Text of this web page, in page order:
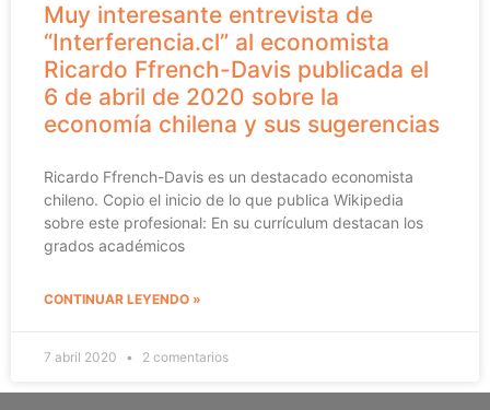
Muy interesante entrevista de
“Interferencia.cl” al economista
Ricardo Ffrench-Davis publicada el
6 de abril de 2020 sobre la
economía chilena y sus sugerencias
Ricardo Ffrench-Davis es un destacado economista
chileno. Copio el inicio de lo que publica Wikipedia
sobre este profesional: En su currículum destacan los
grados académicos
CONTINUAR LEYENDO »
7 abril 2020 2 comentarios